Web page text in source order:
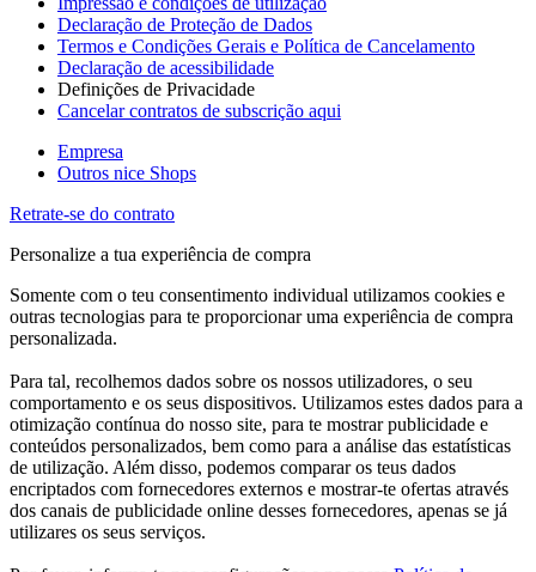
Declaração de Proteção de Dados
Termos e Condições Gerais e Política de Cancelamento
Declaração de acessibilidade
Definições de Privacidade
Cancelar contratos de subscrição aqui
Empresa
Outros nice Shops
Retrate-se do contrato
Personalize a tua experiência de compra
Somente com o teu consentimento individual utilizamos cookies e
outras tecnologias para te proporcionar uma experiência de compra
personalizada.
Para tal, recolhemos dados sobre os nossos utilizadores, o seu
comportamento e os seus dispositivos. Utilizamos estes dados para a
otimização contínua do nosso site, para te mostrar publicidade e
conteúdos personalizados, bem como para a análise das estatísticas
de utilização. Além disso, podemos comparar os teus dados
encriptados com fornecedores externos e mostrar-te ofertas através
dos canais de publicidade online desses fornecedores, apenas se já
utilizares os seus serviços.